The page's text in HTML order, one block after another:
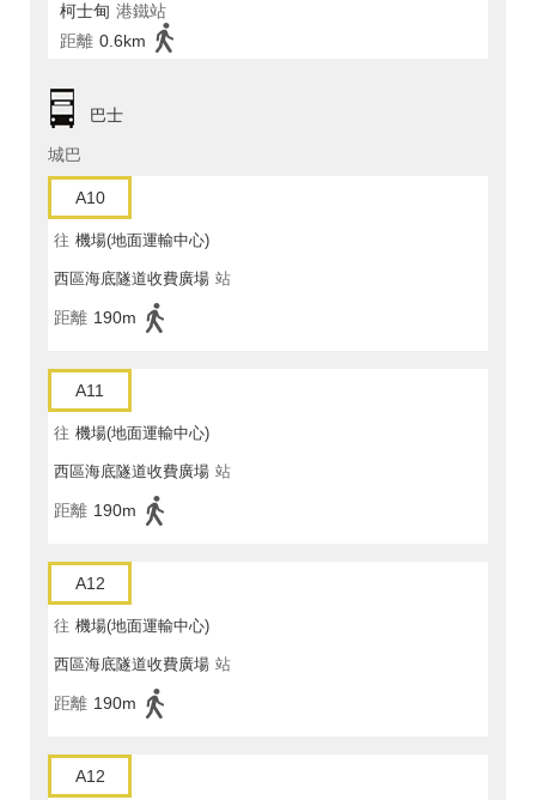
柯士甸 港鐵站
距離 0.6km
巴士
城巴
A10
往 機場(地面運輸中心)
西區海底隧道收費廣場 站
距離 190m
A11
往 機場(地面運輸中心)
西區海底隧道收費廣場 站
距離 190m
A12
往 機場(地面運輸中心)
西區海底隧道收費廣場 站
距離 190m
A12